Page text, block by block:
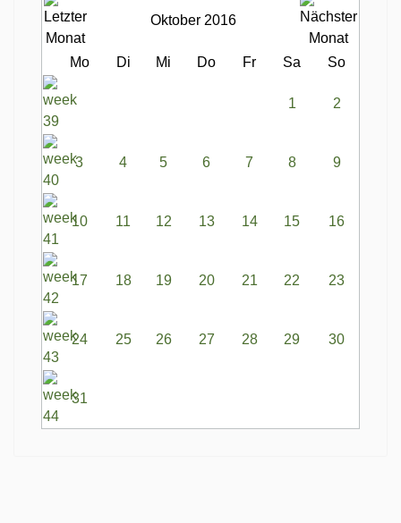
Oktober 2016
Mo Di Mi Do Fr Sa So
1 2
3 4 5 6 7 8 9
10 11 12 13 14 15 16
17 18 19 20 21 22 23
24 25 26 27 28 29 30
31